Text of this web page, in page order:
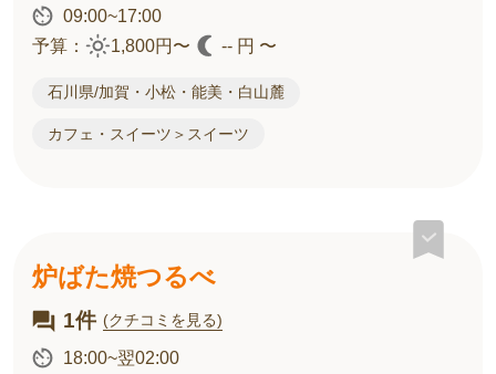
09:00~17:00
予算：
1,800円〜 -- 円 〜
石川県/加賀・小松・能美・白山麓
カフェ・スイーツ＞スイーツ
炉ばた焼つるべ
1件 (クチコミを見る)
18:00~翌02:00